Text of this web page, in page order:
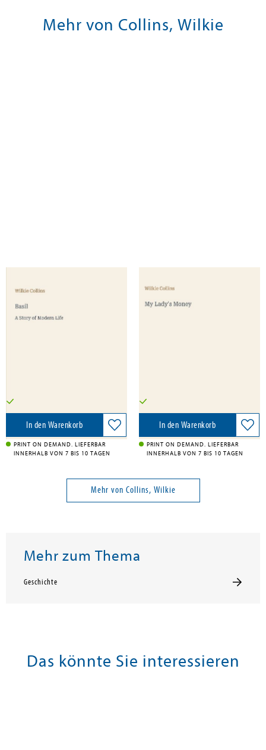
Mehr von Collins, Wilkie
Collins, Wilkie
Basil
In den Warenkorb
PRINT ON DEMAND. LIEFERBAR
INNERHALB VON 7 BIS 10 TAGEN
Collins, Wilkie
In den Warenkorb
PRINT ON DEMAND. LIEFERBAR
INNERHALB VON 7 BIS 10 TAGEN
Mehr von Collins, Wilkie
Mehr zum Thema
Geschichte
Das könnte Sie interessieren